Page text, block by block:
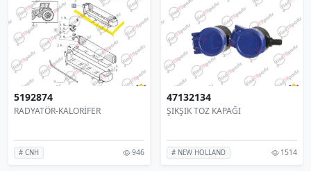
5192874
RADYATÖR-KALORİFER
# CNH 946
47132134
ŞIKŞIK TOZ KAPAĞI
# NEW HOLLAND 1514